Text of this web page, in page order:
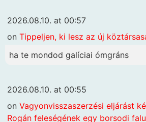
2026.08.10. at 00:57
on Tippeljen, ki lesz az új
ha te mondod galíciai ómgráns
2026.08.10. at 00:55
on Vagyonvisszaszerzési eljárást
Rogán feleségének egy borsodi